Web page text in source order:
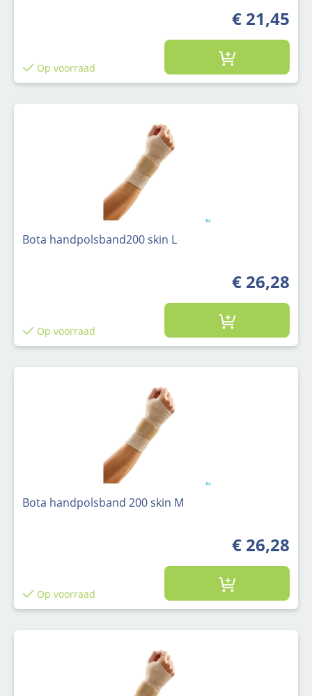
€ 21,45
Op voorraad
Bota handpolsband200 skin L
€ 26,28
Op voorraad
Bota handpolsband 200 skin M
€ 26,28
Op voorraad